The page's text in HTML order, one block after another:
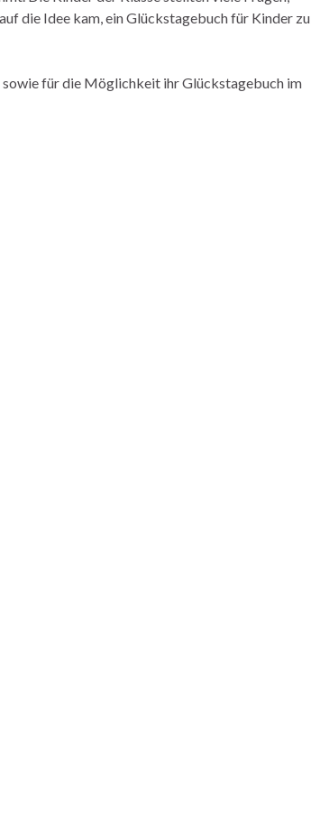
die Idee kam, ein Glückstagebuch für Kinder zu
für die Möglichkeit ihr Glückstagebuch im